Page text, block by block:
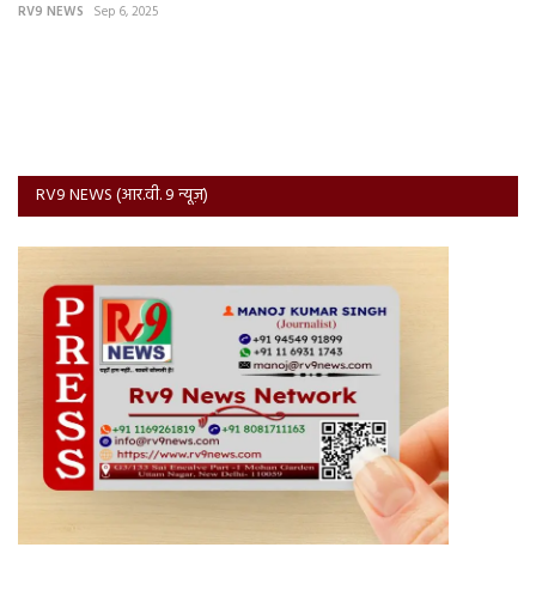
RV9 NEWS Sep 6, 2025
RV9 NEWS (आर.वी. 9 न्यूज़)